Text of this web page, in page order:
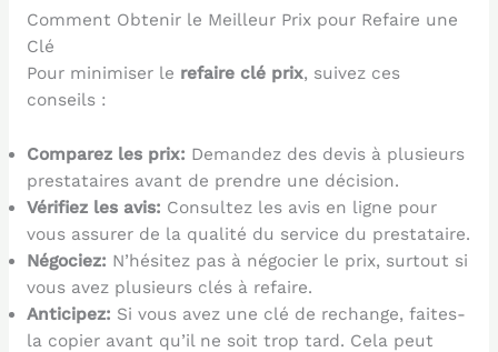
Comment Obtenir le Meilleur Prix pour Refaire une
Clé
Pour minimiser le refaire clé prix, suivez ces
conseils :
Comparez les prix: Demandez des devis à plusieurs
prestataires avant de prendre une décision.
Vérifiez les avis: Consultez les avis en ligne pour
vous assurer de la qualité du service du prestataire.
Négociez: N’hésitez pas à négocier le prix, surtout si
vous avez plusieurs clés à refaire.
Anticipez: Si vous avez une clé de rechange, faites-
la copier avant qu’il ne soit trop tard. Cela peut